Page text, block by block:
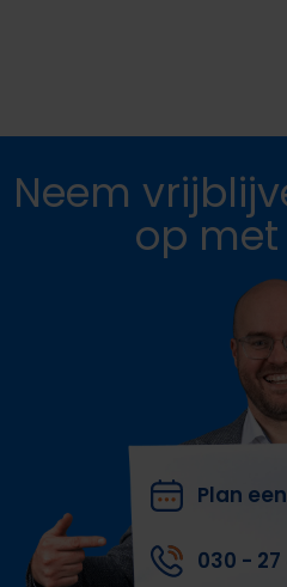
Neem
op met
Plan
030 - 27